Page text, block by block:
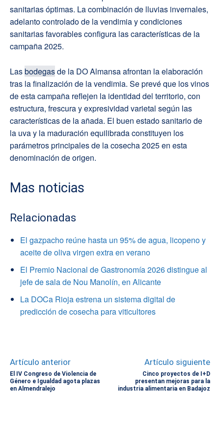
sanitarias óptimas. La combinación de lluvias invernales,
adelanto controlado de la vendimia y condiciones
sanitarias favorables configura las características de la
campaña 2025.
Lasbodegasde la DO Almansa afrontan la elaboración
tras la finalización de la vendimia. Se prevé que los vinos
de esta campaña reflejen la identidad del territorio, con
estructura, frescura y expresividad varietal según las
características de la añada. El buen estado sanitario de
la uva y la maduración equilibrada constituyen los
parámetros principales de la cosecha 2025 en esta
denominación de origen.
Mas noticias
Relacionadas
El gazpacho reúne hasta un 95% de agua, licopeno y
aceite de oliva virgen extra en verano
El Premio Nacional de Gastronomía 2026 distingue al
jefe de sala de Nou Manolín, en Alicante
La DOCa Rioja estrena un sistema digital de
predicción de cosecha para viticultores
Artículo anterior
El IV Congreso de Violencia de
Género e Igualdad agota plazas
en Almendralejo
Artículo siguiente
Cinco proyectos de I+D
presentan mejoras para la
industria alimentaria en Badajoz